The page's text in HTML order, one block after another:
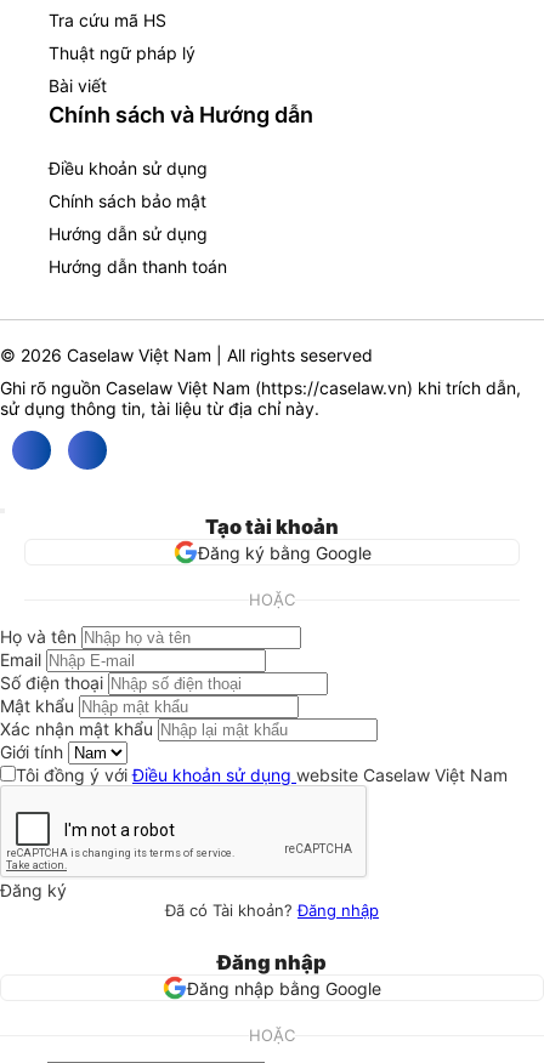
Tra cứu mã HS
Thuật ngữ pháp lý
Bài viết
Chính sách và Hướng dẫn
Điều khoản sử dụng
Chính sách bảo mật
Hướng dẫn sử dụng
Hướng dẫn thanh toán
© 2026 Caselaw Việt Nam | All rights seserved
Ghi rõ nguồn Caselaw Việt Nam (https://caselaw.vn) khi trích dẫn,
sử dụng thông tin, tài liệu từ địa chỉ này.
Tạo tài khoản
Đăng ký bằng Google
HOẶC
Họ và tên
Email
Số điện thoại
Mật khẩu
Xác nhận mật khẩu
Giới tính
Tôi đồng ý vớiĐiều khoản sử dụng website Caselaw Việt Nam
Đăng ký
Đã có Tài khoản?Đăng nhập
Đăng nhập
Đăng nhập bằng Google
HOẶC